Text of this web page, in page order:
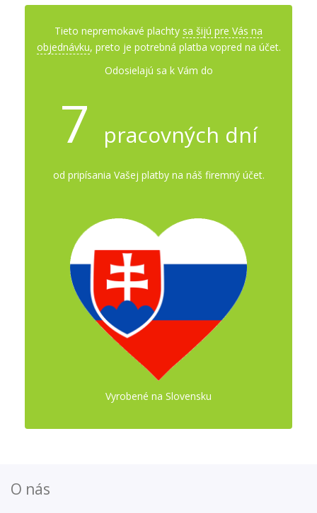
Tieto nepremokavé plachty sa šijú pre Vás na
objednávku, preto je potrebná platba vopred na účet.
Odosielajú sa k Vám do
7 pracovných dní
od pripísania Vašej platby na náš firemný účet.
Vyrobené na Slovensku
O nás